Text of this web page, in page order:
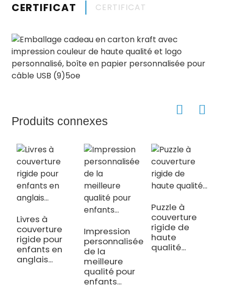
CERTIFICAT CERTIFICAT
Produits connexes
Livres à
couverture
rigide pour
enfants en
anglais...
Impression
personnalisée
de la
meilleure
qualité pour
enfants...
Puzzle à
couverture
rigide de
haute
qualité...